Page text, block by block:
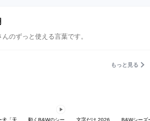
のずっと使える言葉です。
もっと見る
犬「天
動くB&Wのシー
文字だけ 2026
B&Wシーズ